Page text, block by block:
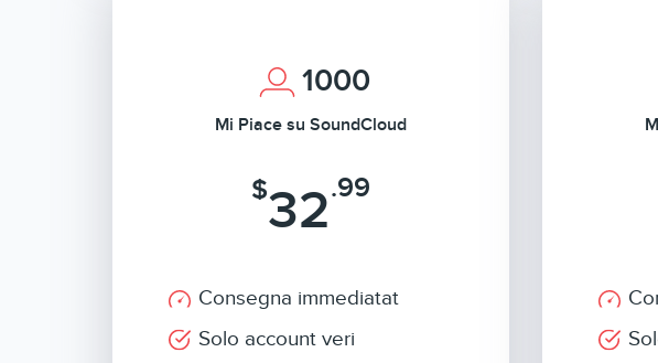
1000
Mi Piace su SoundCloud
$32.99
Consegna immediatat
Solo account veri